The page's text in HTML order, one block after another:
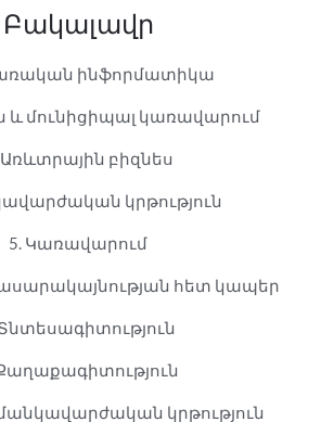
Բակալավր
ինֆորմատիկա
​​և մունիցիպալ կառավարում
Առևտրային բիզնես
կրթություն
5. Կառավարում
հետ կապեր
կրթություն